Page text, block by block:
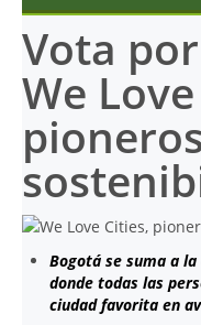
Vota
We
Bogotá se suma a la
donde todas las
ciudad favorita en